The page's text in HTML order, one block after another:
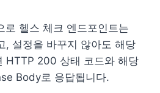
, 설정을 바꾸지 않아도 해당
HTTP 200 상태 코드와 해당
Body로 응답됩니다.